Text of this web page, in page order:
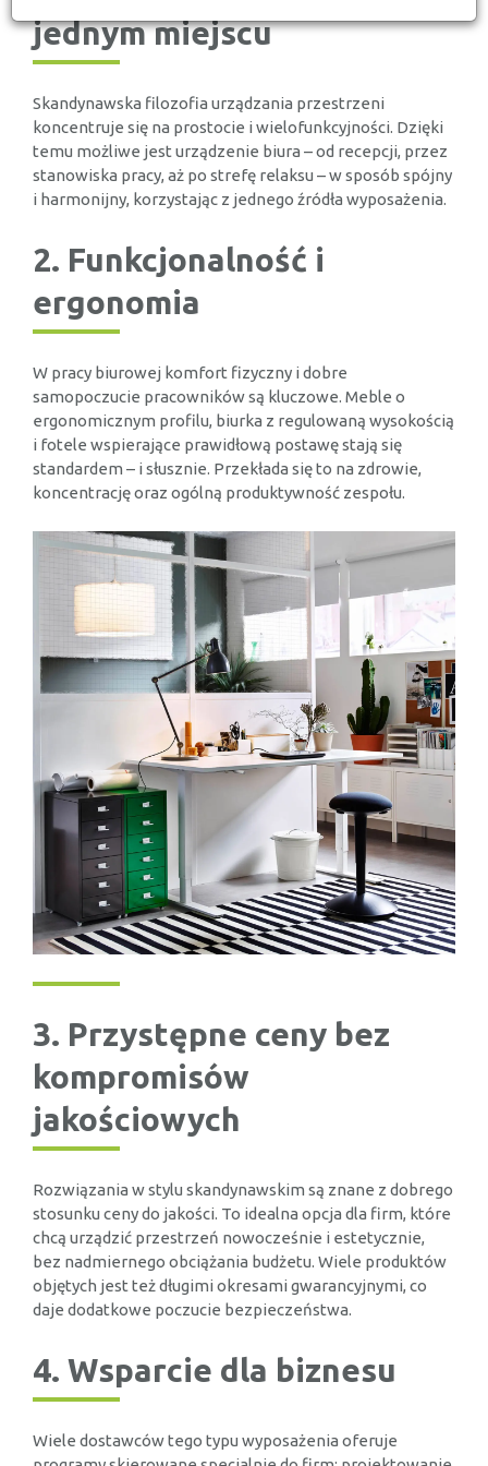
jednym miejscu
Skandynawska filozofia urządzania przestrzeni
koncentruje się na prostocie i wielofunkcyjności. Dzięki
temu możliwe jest urządzenie biura – od recepcji, przez
stanowiska pracy, aż po strefę relaksu – w sposób spójny
i harmonijny, korzystając z jednego źródła wyposażenia.
2. Funkcjonalność i
ergonomia
W pracy biurowej komfort fizyczny i dobre
samopoczucie pracowników są kluczowe. Meble o
ergonomicznym profilu, biurka z regulowaną wysokością
i fotele wspierające prawidłową postawę stają się
standardem – i słusznie. Przekłada się to na zdrowie,
koncentrację oraz ogólną produktywność zespołu.
3. Przystępne ceny bez
kompromisów
jakościowych
Rozwiązania w stylu skandynawskim są znane z dobrego
stosunku ceny do jakości. To idealna opcja dla firm, które
chcą urządzić przestrzeń nowocześnie i estetycznie,
bez nadmiernego obciążania budżetu. Wiele produktów
objętych jest też długimi okresami gwarancyjnymi, co
daje dodatkowe poczucie bezpieczeństwa.
4. Wsparcie dla biznesu
Wiele dostawców tego typu wyposażenia oferuje